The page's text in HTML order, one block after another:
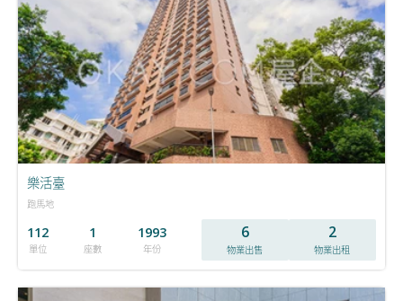
樂活臺
跑馬地
112
單位
1
座數
1993
年份
6
物業出售
2
物業出租